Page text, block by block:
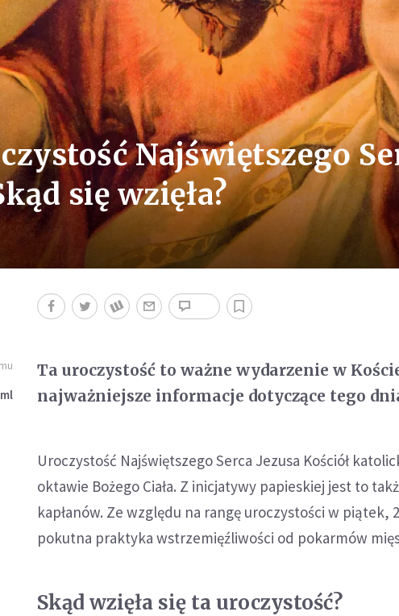
Najświętszego
się wzięła?
Ta uroczystość to ważne wydarzenie w
najważniejsze informacje dotyczące tego
Uroczystość Najświętszego Serca Jezusa Kościół
oktawie Bożego Ciała. Z inicjatywy papieskiej jest to
kapłanów. Ze względu na rangę uroczystości w piątek,
pokutna praktyka wstrzemięźliwości od pokarmów
Skąd wzięła się ta uroczystość?